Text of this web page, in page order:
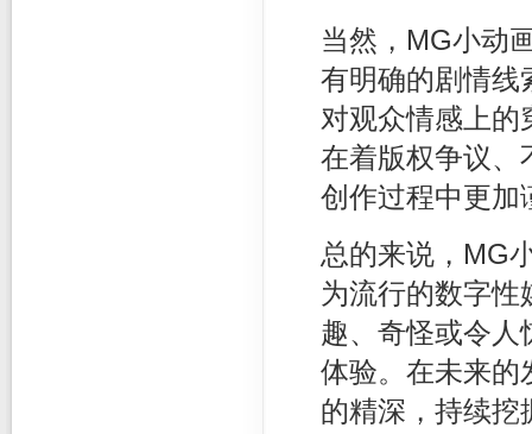
当然，MG小动
有明确的剧情线
对观众情感上的
在着版权争议、
创作过程中更加
总的来说，MG
为流行的数字性
趣、奇怪或令人
体验。在未来的
的精深，持续挖